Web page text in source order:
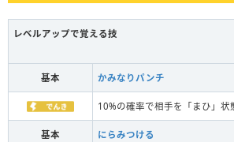
レベルアップで覚える技
基本 かみなりパンチ
10%の確率で相手を「まひ」状
基本 にらみつける